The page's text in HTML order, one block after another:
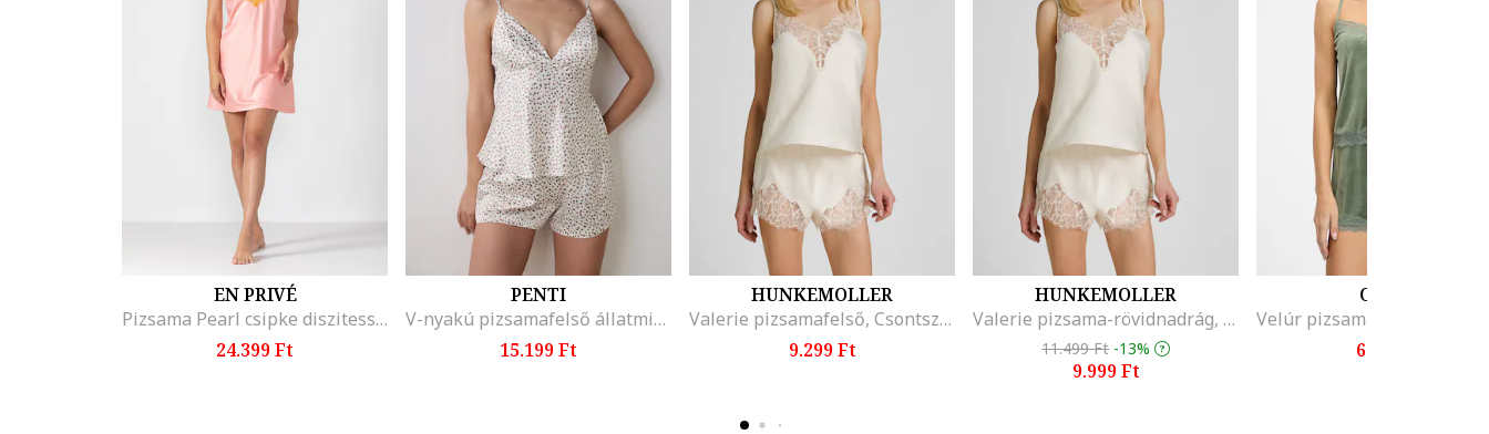
EN PRIVÉ
Pizsama Pearl csipke diszitessel, En Prive
24.399 Ft
PENTI
V-nyakú pizsamafelső állatmintával, Fehér/Barna
15.199 Ft
HUNKEMOLLER
Valerie pizsamafelső, Csontszín
9.299 Ft
HUNKEMOLLER
Valerie pizsama-rövidnadrág, Csontszín
11.499 Ft -13%
9.999 Ft
ORSAY
6.590 Ft